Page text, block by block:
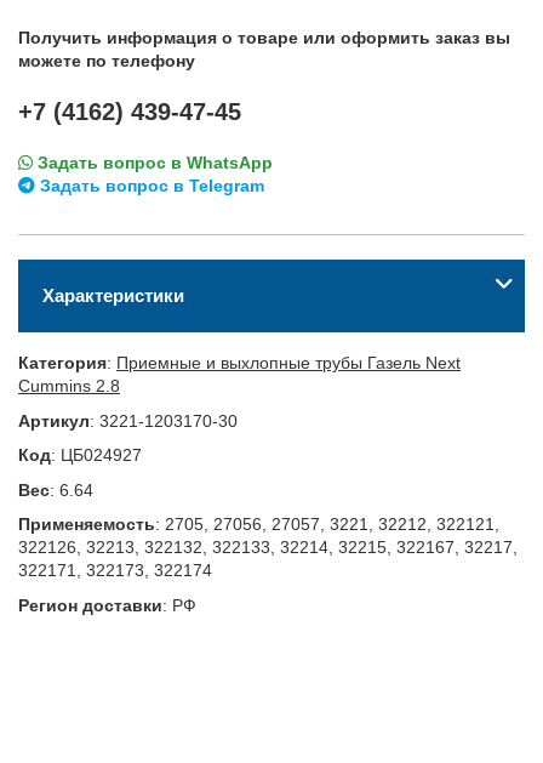
Получить информация о товаре или оформить заказ вы
можете по телефону
+7 (4162) 439-47-45
Задать вопрос в WhatsApp
Задать вопрос в Telegram
Характеристики
Категория: Приемные и выхлопные трубы Газель Next
Cummins 2.8
Артикул: 3221-1203170-30
Код: ЦБ024927
Вес: 6.64
Применяемость: 2705, 27056, 27057, 3221, 32212, 322121,
322126, 32213, 322132, 322133, 32214, 32215, 322167, 32217,
322171, 322173, 322174
Регион доставки: РФ